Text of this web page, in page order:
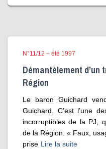
N°11/12 – été 1997
Démantèlement d’un
Région
Le baron Guichard
Guichard. C’est l’une
incorruptibles de la PJ,
de la Région. « Faux,
prise Lire la suite